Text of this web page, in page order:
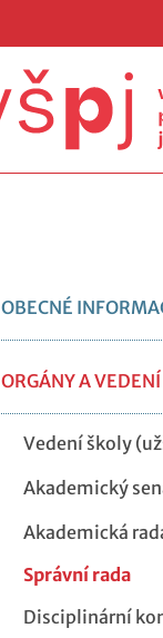
OBECNÉ
ORGÁNY A VEDENÍ
Vedení školy
Akademický
Akademická
Správní rada
Disciplinární